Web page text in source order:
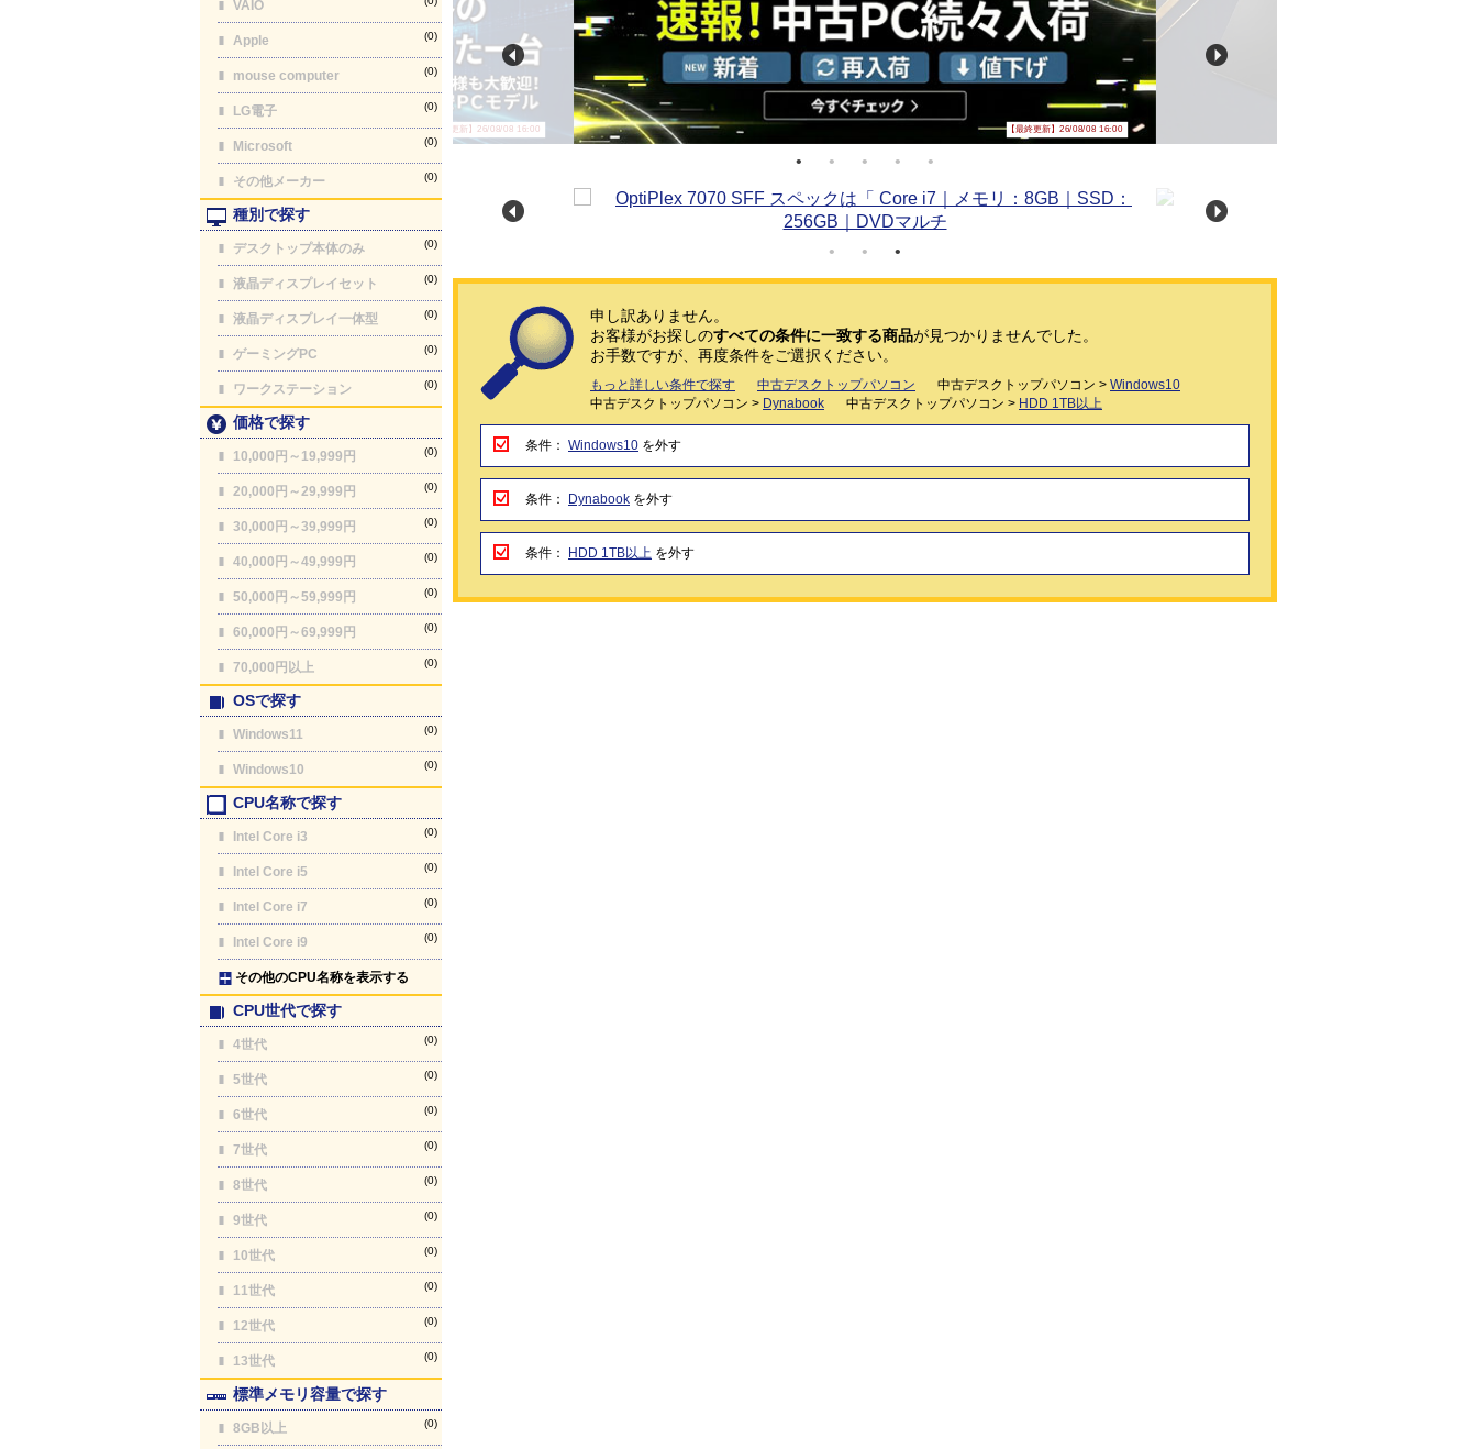
VAIO
Apple (0)
mouse computer (0)
LG電子 (0)
Microsoft (0)
その他メーカー (0)
種別で探す
デスクトップ本体のみ (0)
液晶ディスプレイセット (0)
液晶ディスプレイ一体型 (0)
ゲーミングPC (0)
ワークステーション (0)
価格で探す
10,000円～19,999円 (0)
20,000円～29,999円 (0)
30,000円～39,999円 (0)
40,000円～49,999円 (0)
50,000円～59,999円 (0)
60,000円～69,999円 (0)
70,000円以上 (0)
OSで探す
Windows11 (0)
Windows10 (0)
CPU名称で探す
Intel Core i3 (0)
Intel Core i5 (0)
Intel Core i7 (0)
Intel Core i9 (0)
その他のCPU名称を表示する
CPU世代で探す
4世代 (0)
5世代 (0)
6世代 (0)
7世代 (0)
8世代 (0)
9世代 (0)
10世代 (0)
11世代 (0)
12世代 (0)
13世代 (0)
標準メモリ容量で探す
8GB以上 (0)
【最終更新】26/08/08 16:00 【最終更新】26/08/08 16:00
申し訳ありません。
お客様がお探しのすべての条件に一致する商品が見つかりませんでした。
お手数ですが、再度条件をご選択ください。
もっと詳しい条件で探す 中古デスクトップパソコン 中古デスクトップパソコン > Windows10
中古デスクトップパソコン > Dynabook 中古デスクトップパソコン > HDD 1TB以上
条件： Windows10 を外す
条件： Dynabook を外す
条件： HDD 1TB以上 を外す